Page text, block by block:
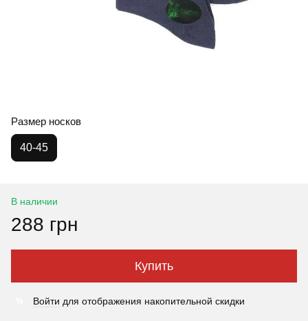
Размер носков
40-45
В наличии
288 грн
Купить
Войти для отображения накопительной скидки